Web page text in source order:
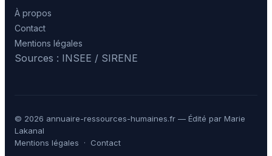
À propos
Contact
Mentions légales
Sources : INSEE / SIRENE
© 2026 annuaire-ressources-humaines.fr — Édité par Marie
Lakanal
Mentions légales · Contact